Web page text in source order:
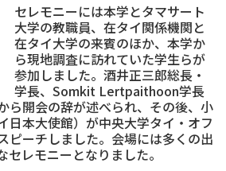
セレモニーには本学とタマサート
大学の教職員、在タイ関係機関と
在タイ大学の来賓のほか、本学か
ら現地調査に訪れていた学生らが
参加しました。酒井正三郎総長・
学長、Somkit Lertpaithoon学長
ら開会の辞が述べられ、その後、小
日本大使館）が中央大学タイ・オフ
ピーチしました。会場には多くの出
レモニーとなりました。